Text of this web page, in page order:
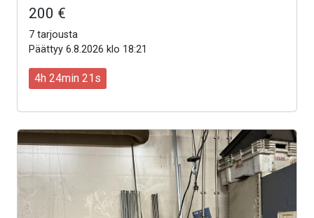
200 €
7 tarjousta
Päättyy 6.8.2026 klo 18:21
4h 24min 19s